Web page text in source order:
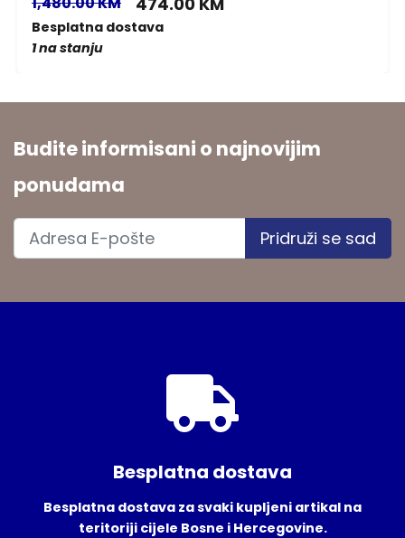
Besplatna dostava
1 na stanju
Budite informisani o najnovijim
ponudama
Pridruži se sad
Besplatna dostava
Besplatna dostava za svaki kupljeni artikal na
teritoriji cijele Bosne i Hercegovine.